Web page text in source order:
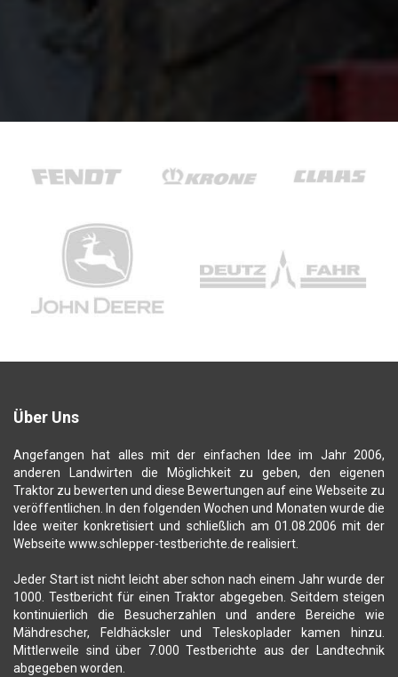
Über Uns
Angefangen hat alles mit der einfachen Idee im Jahr 2006,
anderen Landwirten die Möglichkeit zu geben, den eigenen
Traktor zu bewerten und diese Bewertungen auf eine Webseite zu
veröffentlichen. In den folgenden Wochen und Monaten wurde die
Idee weiter konkretisiert und schließlich am 01.08.2006 mit der
Webseite www.schlepper-testberichte.de realisiert.
Jeder Start ist nicht leicht aber schon nach einem Jahr wurde der
1000. Testbericht für einen Traktor abgegeben. Seitdem steigen
kontinuierlich die Besucherzahlen und andere Bereiche wie
Mähdrescher, Feldhäcksler und Teleskoplader kamen hinzu.
Mittlerweile sind über 7.000 Testberichte aus der Landtechnik
abgegeben worden.